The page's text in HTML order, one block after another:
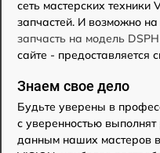
сеть мастерских
запчастей. И возможно
запчасть на модель
сайте - предоставляется
Знаем свое дело
Будьте уверены в
с уверенностью
данным наших мастеров